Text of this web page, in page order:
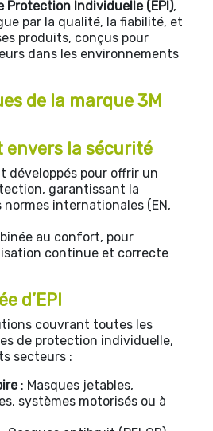
Protection Individuelle (EPI),
par la qualité, la fiabilité, et
produits, conçus pour
dans les environnements
de la marque 3M
envers la sécurité
développés pour offrir un
garantissant la
internationales (EN,
au confort, pour
continue et correcte
d’EPI
couvrant toutes les
de protection individuelle,
secteurs :
: Masques jetables,
systèmes motorisés ou à